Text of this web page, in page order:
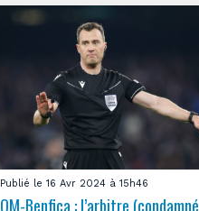
Publié le 16 Avr 2024 à 15h46
OM-Benfica : l’arbitre (condamné